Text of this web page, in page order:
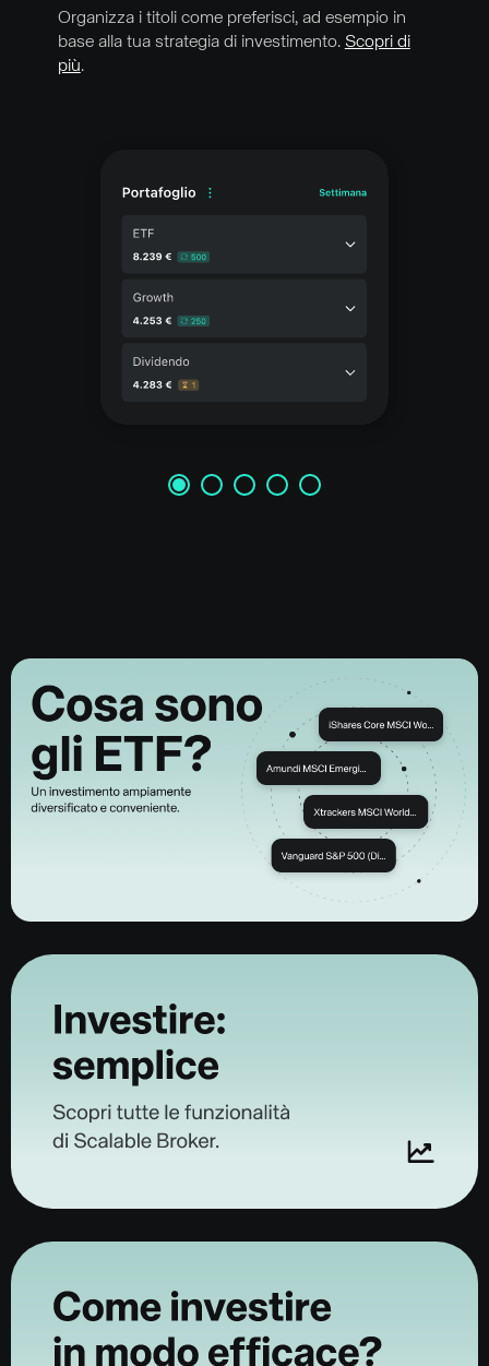
Organizza i titoli come preferisci, ad esempio in
base alla tua strategia di investimento. Scopri di
più.